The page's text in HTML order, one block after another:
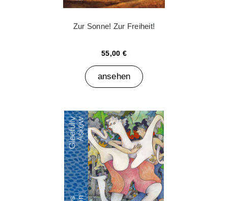
Zur Sonne! Zur Freiheit!
55,00 €
ansehen